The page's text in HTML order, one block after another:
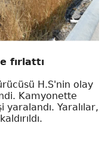
fırlattı
H.S'nin olay
Kamyonette
Yaralılar,